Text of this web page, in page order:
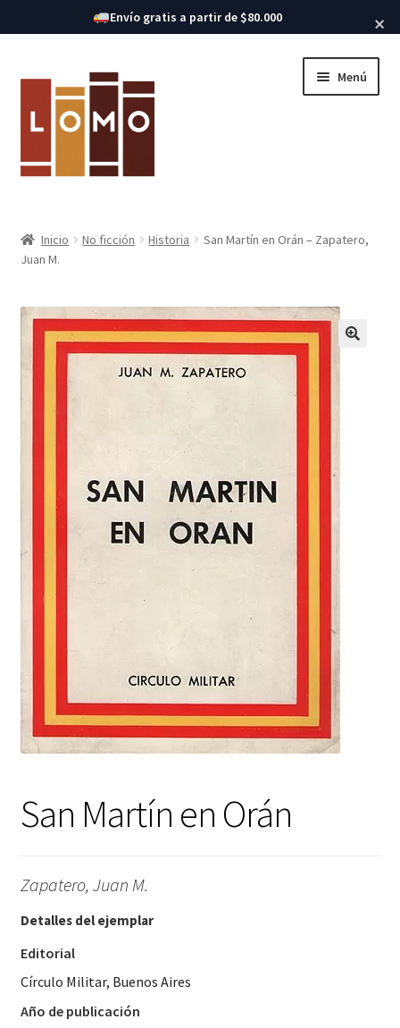
Buscar libros
Envío gratis a partir de $80.000 ×
la
navegación
contenido
Menú
Libros
hijo
Inicio No ficción Historia
San Martín en Orán – Zapatero,
Juan M.
San Martín en Orán
Zapatero, Juan M.
Detalles del ejemplar
Editorial
Círculo Militar, Buenos Aires
Año de publicación